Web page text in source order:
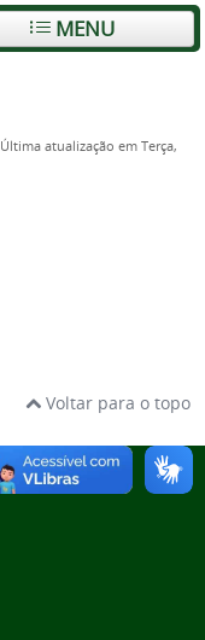
MENU
Última atualização em Terça,
Voltar para o topo